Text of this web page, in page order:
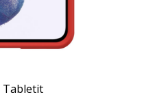
Tabletit